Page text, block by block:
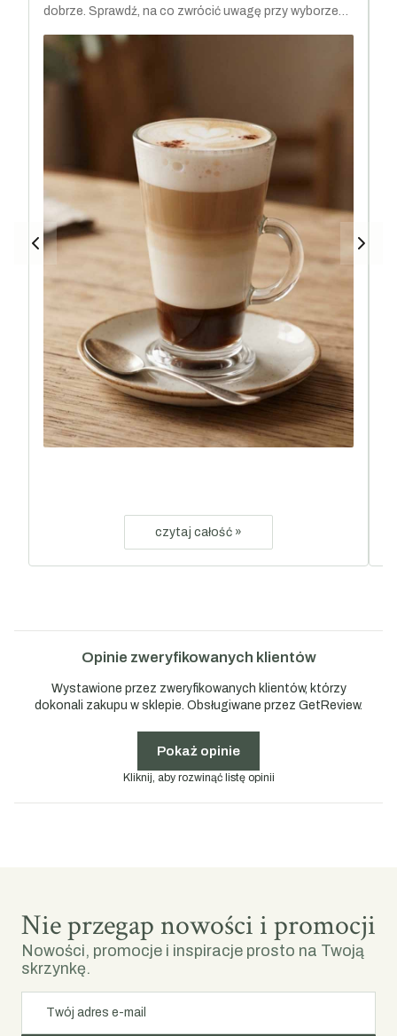
dobrze. Sprawdź, na co zwrócić uwagę przy wyborze
profil smakowy oraz które kawy najlepiej komponują się
czytaj całość »
Opinie zweryfikowanych klientów
Wystawione przez zweryfikowanych klientów, którzy
dokonali zakupu w sklepie. Obsługiwane przez GetReview.
Pokaż opinie
Kliknij, aby rozwinąć listę opinii
Nie przegap nowości i promocji
Nowości, promocje i inspiracje prosto na Twoją
skrzynkę.
Twój adres e-mail